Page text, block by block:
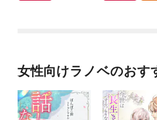
女性向けラノベのおす